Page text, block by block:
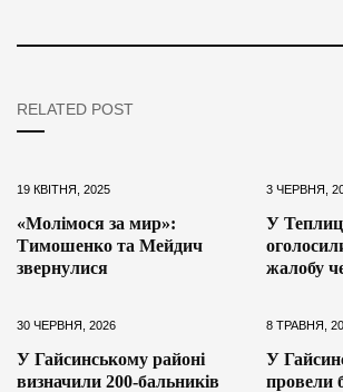
RELATED POST
19 КВІТНЯ, 2025
«Молімося за мир»:
Тимошенко та Мейдич
звернулися
3 ЧЕРВНЯ,
У
жалобу
30 ЧЕРВНЯ, 2026
У Гайсинському районі
визначили 200-бальників
8 ТРАВНЯ,
У
провели